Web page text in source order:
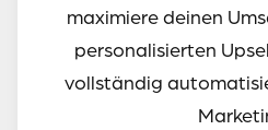
maximiere deinen
personalisierten
vollständig